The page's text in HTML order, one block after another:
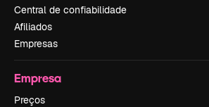
Central de confiabilidade
Afiliados
Empresas
Empresa
Preços